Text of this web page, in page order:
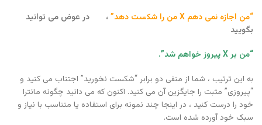
“من اجازه نمی دهم X من را شکست دهد”
، در عوض می توانید
بگویید
“من بر X پیروز خواهم شد”.
به این ترتیب ، شما از منفی دو برابر “شکست نخورید” اجتناب می کنید و
“پیروزی” مثبت را جایگزین آن می کنید. اکنون که می دانید چگونه مانترا
خود را درست کنید ، در اینجا چند نمونه برای استفاده یا متناسب با نیاز و
سبک خود آورده شده است.